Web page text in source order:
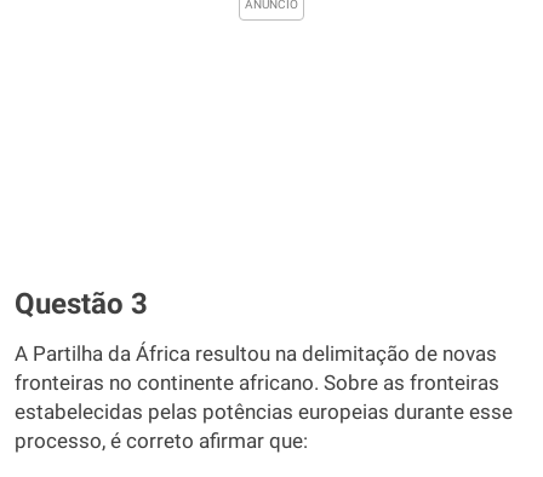
Questão 3
A Partilha da África resultou na delimitação de novas
fronteiras no continente africano. Sobre as fronteiras
estabelecidas pelas potências europeias durante esse
processo, é correto afirmar que: